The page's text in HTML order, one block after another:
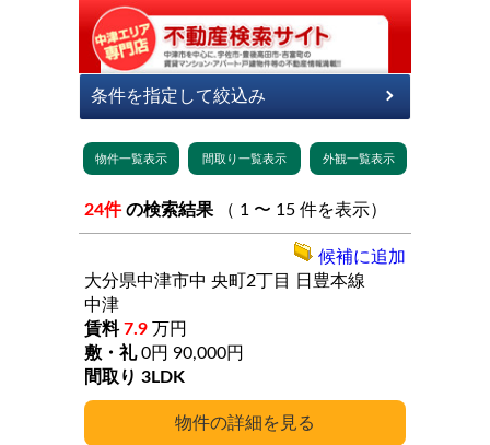
24件 の検索結果 （ 1 〜 15 件を表示）
詳細
大分県中津市中 央町2丁目
日豊本線
中津
7.9 万円
0円 90,000円
3LDK
候補に追加